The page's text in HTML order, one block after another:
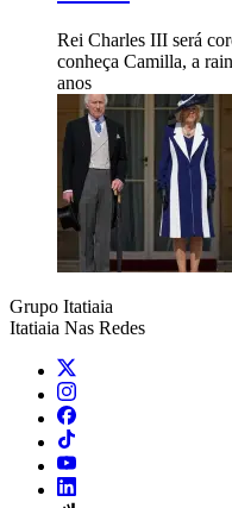
Rei Charles III será
conheça Camilla, a
anos
Grupo Itatiaia
Itatiaia Nas Redes